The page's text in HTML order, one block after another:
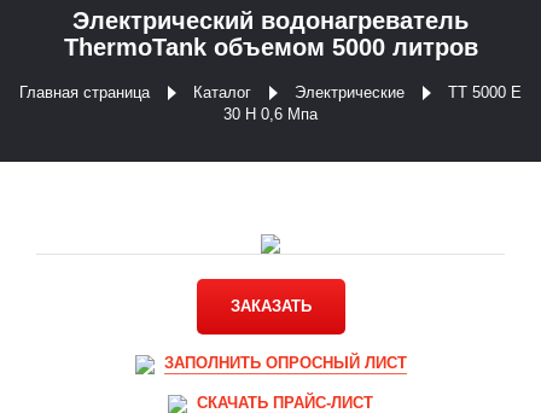
Электрический водонагреватель
ThermoTank объемом 5000 литров
Главная страница Каталог Электрические
ТТ 5000 E
30 Н 0,6 Мпа
ЗАКАЗАТЬ
ЗАПОЛНИТЬ ОПРОСНЫЙ ЛИСТ
СКАЧАТЬ ПРАЙС-ЛИСТ